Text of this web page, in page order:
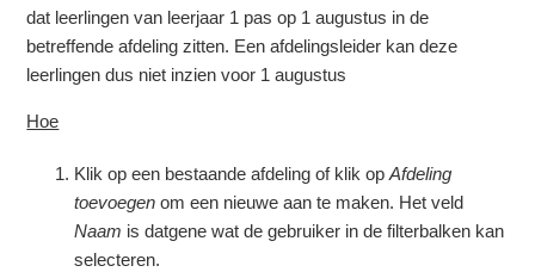
dat leerlingen van leerjaar 1 pas op 1 augustus in de
betreffende afdeling zitten. Een afdelingsleider kan deze
leerlingen dus niet inzien voor 1 augustus
Hoe
Klik op een bestaande afdeling of klik opAfdeling
toevoegen om een nieuwe aan te maken. Het veld
Naam is datgene wat de gebruiker in de filterbalken kan
selecteren.